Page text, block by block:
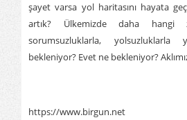
şayet varsa yol haritasını hayata
artık? Ülkemizde daha hangi
sorumsuzluklarla, yolsuzluklarla
bekleniyor? Evet ne bekleniyor?
https://www.birgun.net